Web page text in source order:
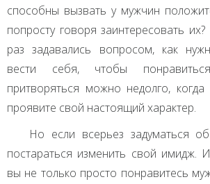
способны вызвать у мужчин
попросту говоря заинтересовать
раз задавались вопросом, как
вести себя, чтобы
притворяться можно недолго,
проявите свой настоящий характер.
Но если всерьез задуматься
постараться изменить свой имидж.
вы не только просто понравитесь